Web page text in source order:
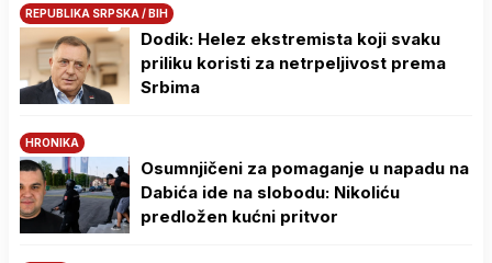
REPUBLIKA SRPSKA / BIH
Dodik: Helez ekstremista koji svaku
priliku koristi za netrpeljivost prema
Srbima
HRONIKA
Osumnjičeni za pomaganje u napadu na
Dabića ide na slobodu: Nikoliću
predložen kućni pritvor